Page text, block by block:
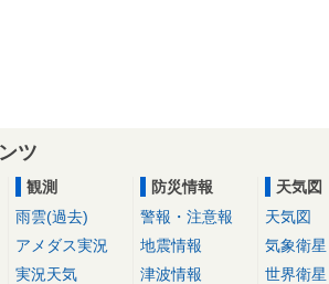
ツ
観測
雨雲(過去)
アメダス実況
実況天気
防災情報
警報・注意報
地震情報
津波情報
天気図
天気図
気象衛星
世界衛星